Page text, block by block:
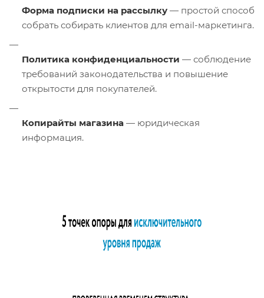
Форма подписки на рассылку — простой способ
собрать собирать клиентов для email-маркетинга.
Политика конфиденциальности — соблюдение
требований законодательства и повышение
открытости для покупателей.
Копирайты магазина — юридическая
информация.